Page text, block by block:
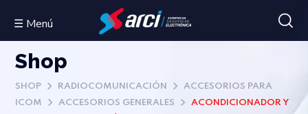
☰ Menú
Shop
SHOP RADIOCOMUNICACIÓN
ACCESORIOS PARA
ICOM
ACCESORIOS GENERALES
ACONDICIONADOR Y